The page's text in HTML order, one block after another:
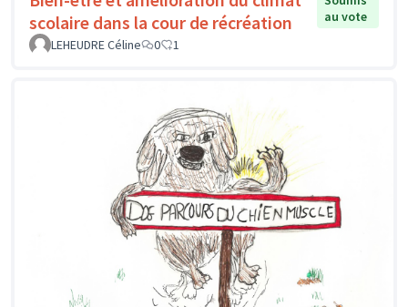
scolaire dans la cour de récréation
au vote
LEHEUDRE Céline
0 1